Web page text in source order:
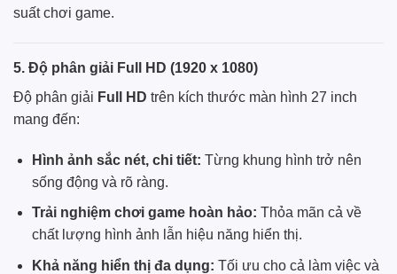
suất chơi game.
5. Độ phân giải Full HD (1920 x 1080)
Độ phân giải Full HD trên kích thước màn hình 27 inch
mang đến:
Hình ảnh sắc nét, chi tiết: Từng khung hình trở nên
sống động và rõ ràng.
Trải nghiệm chơi game hoàn hảo: Thỏa mãn cả về
chất lượng hình ảnh lẫn hiệu năng hiển thị.
Khả năng hiển thị đa dụng: Tối ưu cho cả làm việc và